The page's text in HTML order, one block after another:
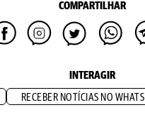
COMPARTILHAR
INTERAGIR
RECEBER NOTÍCIAS NO WHATS